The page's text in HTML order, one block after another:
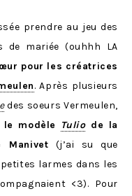
prendre au jeu des
de mariée (ouhhh LA
pour les créatrices
. Après plusieurs
des soeurs Vermeulen,
modèle Tuliode la
Manivet (j’ai su que
larmes dans les
<3). Pour